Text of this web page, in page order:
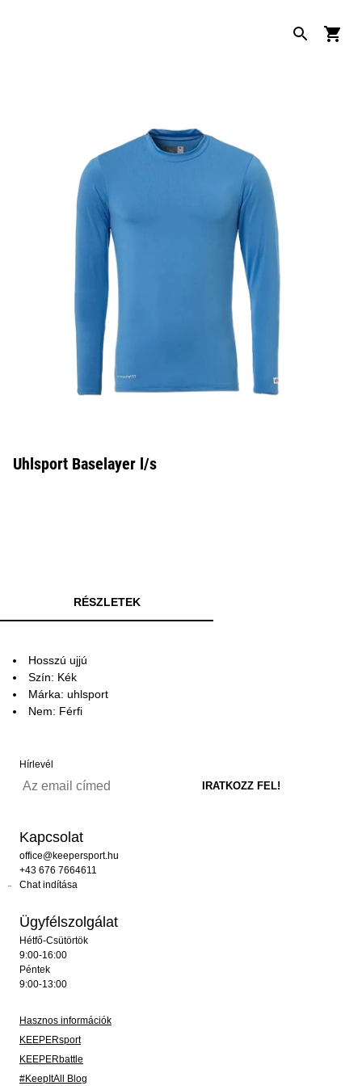
Uhlsport Baselayer l/s
RÉSZLETEK
Hosszú ujjú
Szín: Kék
Márka: uhlsport
Nem: Férfi
Hírlevél
Kapcsolat
office@keepersport.hu
+43 676 7664611
Chat indítása
Ügyfélszolgálat
Hétfő-Csütörtök
9:00-16:00
Péntek
9:00-13:00
Hasznos információk
KEEPERsport
KEEPERbattle
#KeepItAll Blog